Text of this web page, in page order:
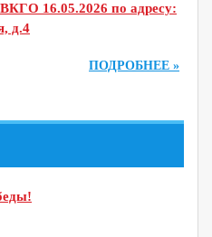
16.05.2026 по адресу:
д.4
ПОДРОБНЕЕ »